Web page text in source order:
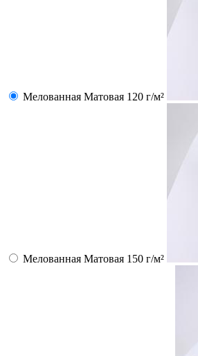
Мелованная Матовая 120 г/м²
Мелованная Матовая 150 г/м²